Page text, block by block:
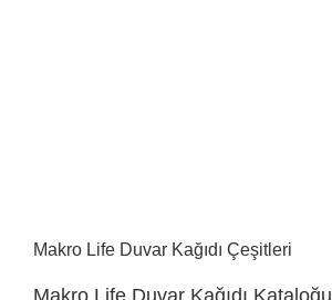
Makro Life Duvar Kağıdı Çeşitleri
Makro Life Duvar Kağıdı Kataloğu